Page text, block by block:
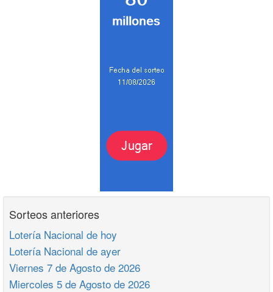
Sorteos anteriores
Lotería Nacional de hoy
Lotería Nacional de ayer
Viernes 7 de Agosto de 2026
Miercoles 5 de Agosto de 2026